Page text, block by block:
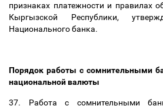
признаках платежности и правилах
Кыргызской Республики,
Национального банка.
Порядок работы с сомнительными
национальной валюты
37. Работа с сомнительными